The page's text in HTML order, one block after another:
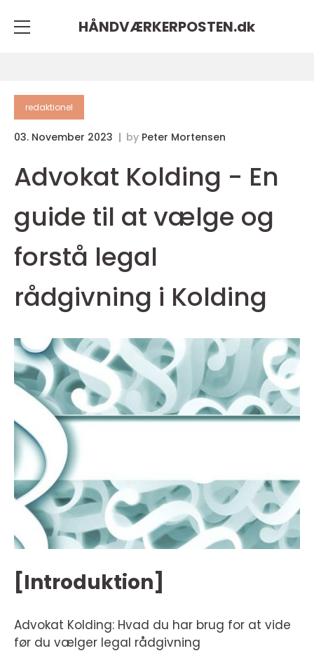
HÅNDVÆRKERPOSTEN.dk
redaktionel
03. November 2023 by Peter Mortensen
Advokat Kolding - En
guide til at vælge og
forstå legal
rådgivning i Kolding
[Introduktion]
Advokat Kolding: Hvad du har brug for at vide
før du vælger legal rådgivning